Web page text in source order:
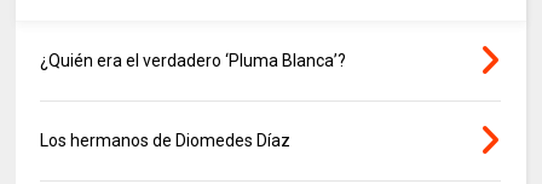
¿Quién era el verdadero ‘Pluma Blanca’?
Los hermanos de Diomedes Díaz